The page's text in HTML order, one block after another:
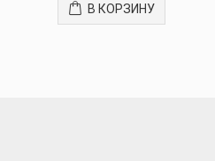
В КОРЗИНУ